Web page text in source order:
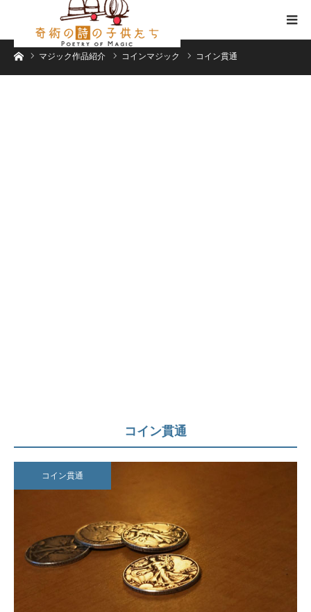
ホームマジック作品紹介 コインマジック コイン貫通
コイン貫通
コイン貫通